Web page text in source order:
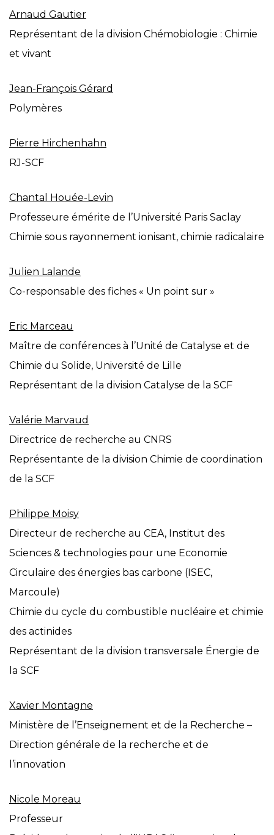
Arnaud Gautier
Représentant de la division Chémobiologie : Chimie
et vivant
Jean-François Gérard
Polymères
Pierre Hirchenhahn
RJ-SCF
Chantal Houée-Levin
Professeure émérite de l’Université Paris Saclay
Chimie sous rayonnement ionisant, chimie radicalaire
Julien Lalande
Co-responsable des fiches « Un point sur »
Eric Marceau
Maître de conférences à l’Unité de Catalyse et de
Chimie du Solide, Université de Lille
Représentant de la division Catalyse de la SCF
Valérie Marvaud
Directrice de recherche au CNRS
Représentante de la division Chimie de coordination
de la SCF
Philippe Moisy
Directeur de recherche au CEA, Institut des
Sciences & technologies pour une Economie
Circulaire des énergies bas carbone (ISEC,
Marcoule)
Chimie du cycle du combustible nucléaire et chimie
des actinides
Représentant de la division transversale Énergie de
la SCF
Xavier Montagne
Ministère de l’Enseignement et de la Recherche –
Direction générale de la recherche et de
l’innovation
Nicole Moreau
Professeur